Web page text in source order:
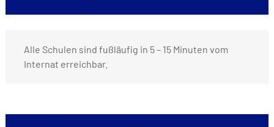
Alle Schulen sind fußläufig in 5 – 15 Minuten vom
Internat erreichbar.